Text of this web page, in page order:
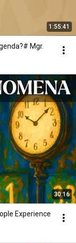
1:55:41
Mgr.
30:16
Experience